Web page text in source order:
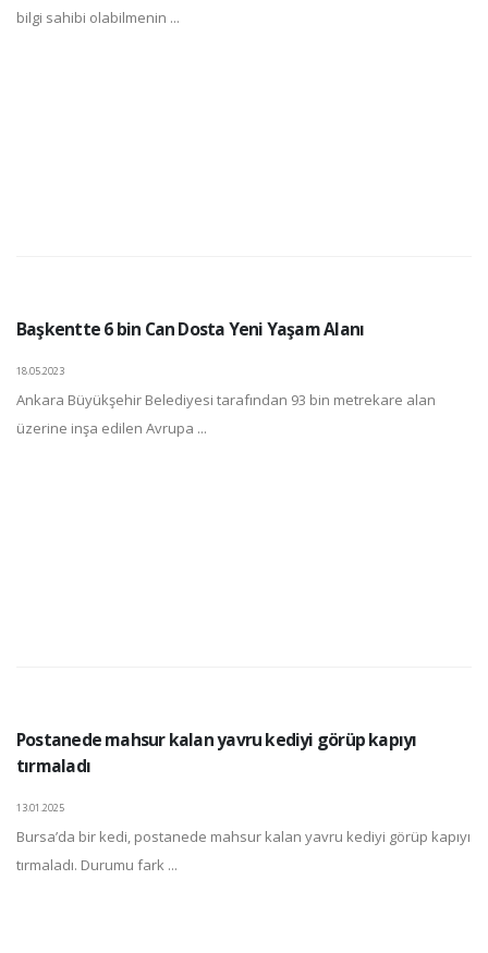
bilgi sahibi olabilmenin ...
Başkentte 6 bin Can Dosta Yeni Yaşam Alanı
18.05.2023
Ankara Büyükşehir Belediyesi tarafından 93 bin metrekare alan
üzerine inşa edilen Avrupa ...
Postanede mahsur kalan yavru kediyi görüp kapıyı
tırmaladı
13.01.2025
Bursa’da bir kedi, postanede mahsur kalan yavru kediyi görüp kapıyı
tırmaladı. Durumu fark ...